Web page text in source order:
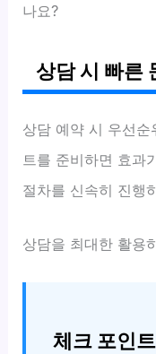
나요?
상담 시 빠른
상담 예약 시 우선
트를 준비하면 효과
절차를 신속히 진행
상담을 최대한 활용
체크 포인트